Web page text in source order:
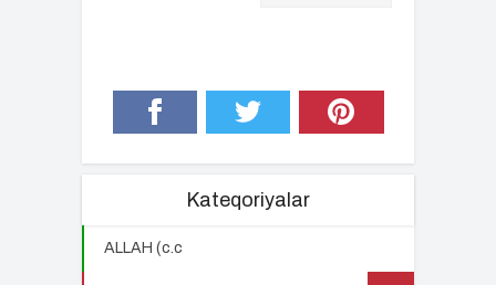
Kateqoriyalar
ALLAH (c.c